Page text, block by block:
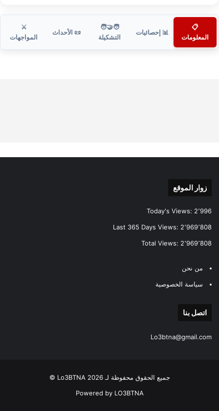
📋
المعلومات
📊 إحصائيات
🧑‍🤝‍🧑
التشكيلة
📜 الأحداث
⚔️
المواجهات
زوار الموقع
Today's Views: 2٬996
Last 365 Days Views: 2٬969٬808
Total Views: 2٬969٬808
من نحن
سياسة الخصوصية
اتصل بنا
Lo3btna@gmail.com
جميع الحقوق محفوظة لـ Lo3BTNA 2026 ©
Powered by LO3BTNA